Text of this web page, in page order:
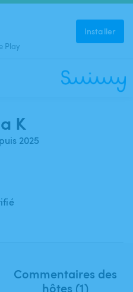
Play
Installer
K
2025
Commentaires des
hôtes (1)